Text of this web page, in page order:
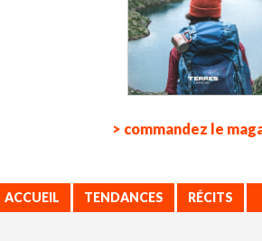
> commandez le
ACCUEIL TENDANCES RÉCITS